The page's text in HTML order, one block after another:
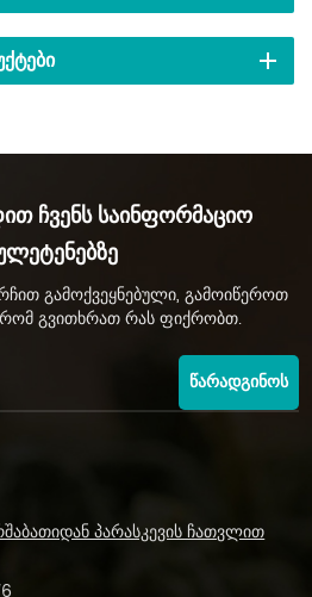
Ჩვენს Საინფორმაციო
გამოქვეყნებული, გამოიწეროთ
გვითხრათ რას ფიქრობთ.
ᲬᲐᲠᲐᲓᲒᲘᲜᲝᲡ
პარასკევის ჩათვლით